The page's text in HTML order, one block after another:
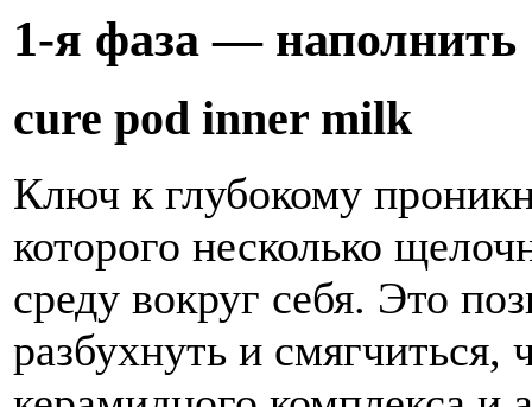
1-я фаза — наполнить
cure pod inner milk
Ключ к глубокому
которого несколько
среду вокруг себя. Это
разбухнуть и